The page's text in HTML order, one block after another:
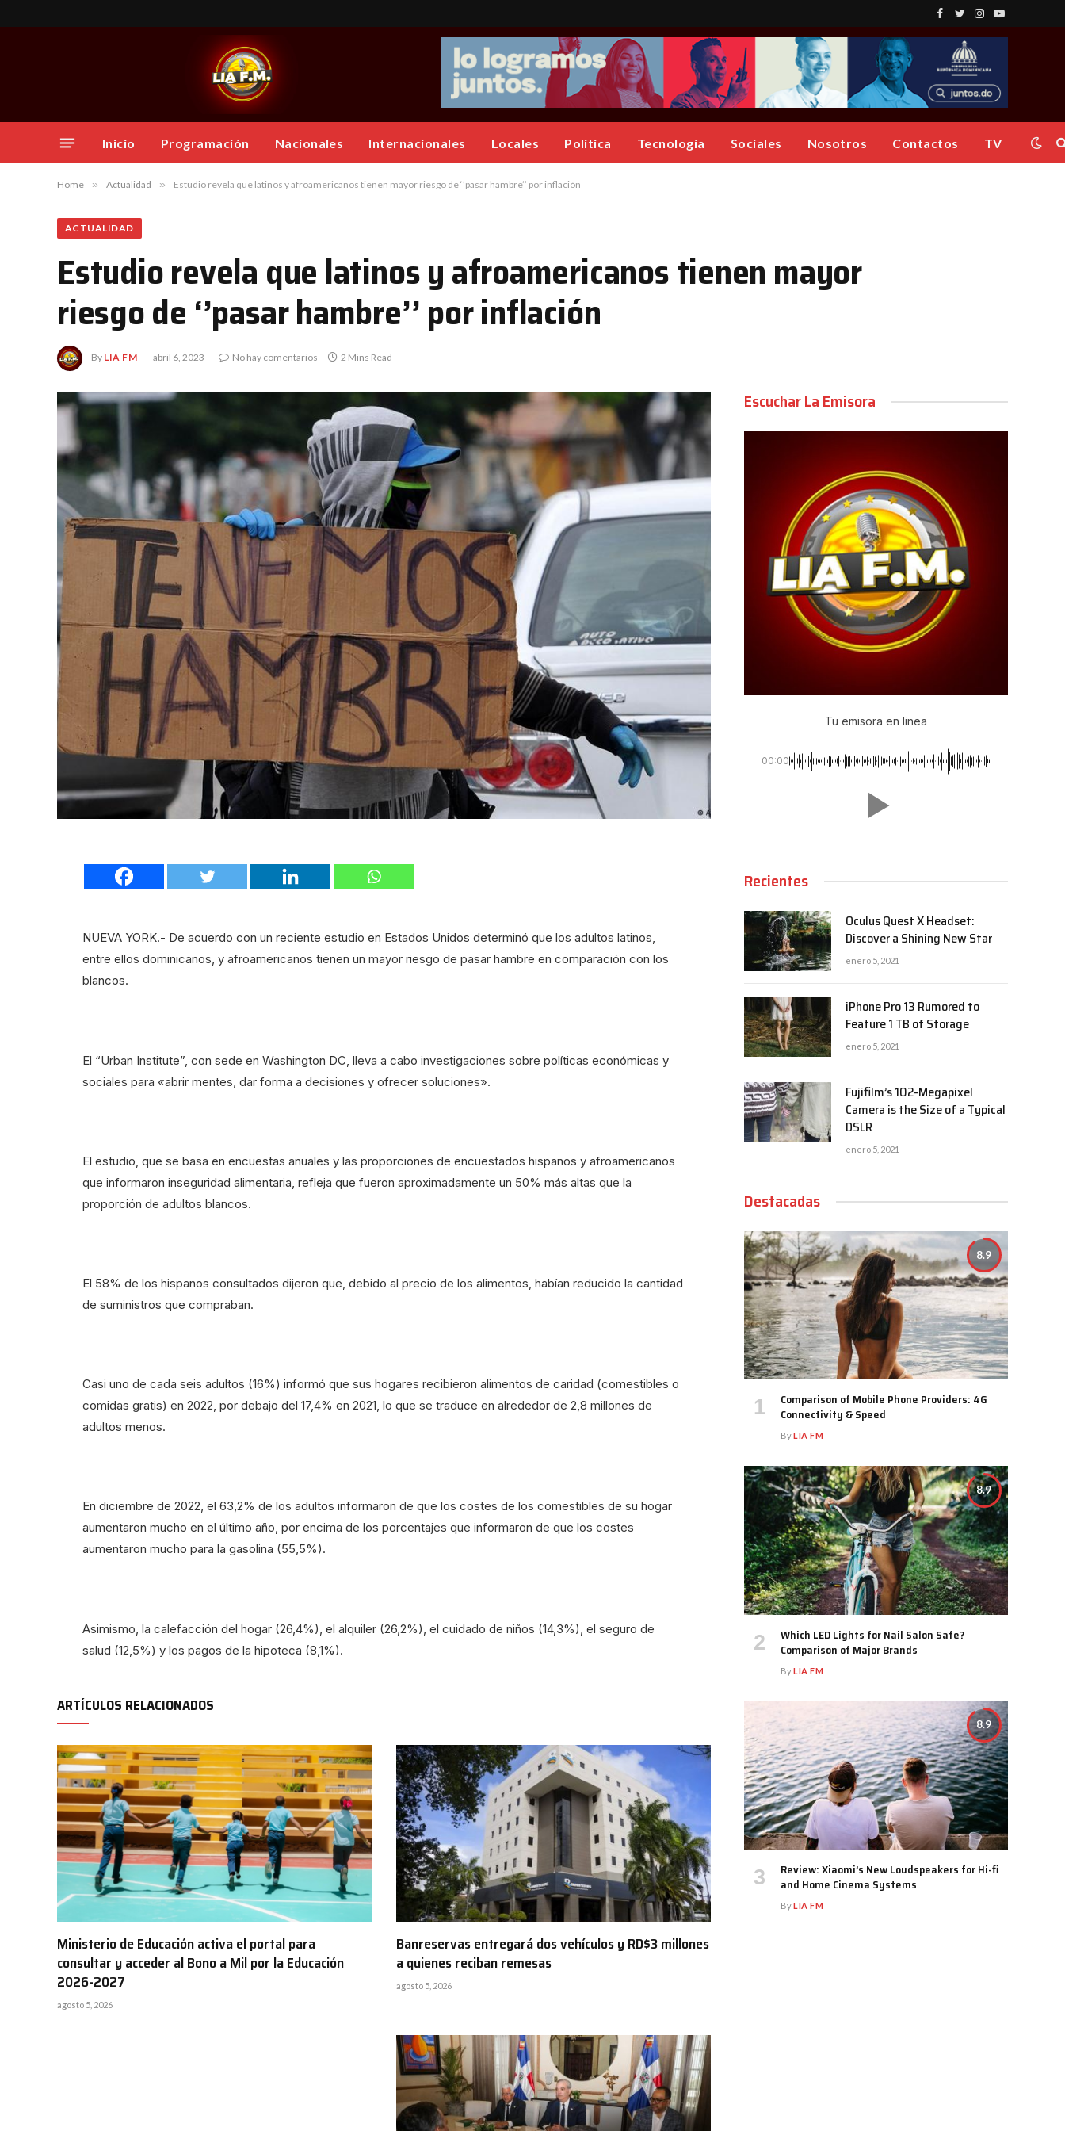
Facebook
TwitterInstagram
YouTube
Inicio Programación Nacionales Internacionales Locales Politica Tecnología Sociales Nosotros Contactos TV
Home » Actualidad » Estudio revela que latinos y afroamericanos tienen mayor riesgo de ‘’pasar hambre’’ por inflación
ACTUALIDAD
Estudio revela que latinos y afroamericanos tienen mayor
riesgo de ‘’pasar hambre’’ por inflación
By LIA FM abril 6, 2023 No hay comentarios 2 Mins Read
NUEVA YORK.- De acuerdo con un reciente estudio en Estados Unidos determinó que los adultos latinos,
entre ellos dominicanos, y afroamericanos tienen un mayor riesgo de pasar hambre en comparación con los
blancos.
El “Urban Institute”, con sede en Washington DC, lleva a cabo investigaciones sobre políticas económicas y
sociales para «abrir mentes, dar forma a decisiones y ofrecer soluciones».
El estudio, que se basa en encuestas anuales y las proporciones de encuestados hispanos y afroamericanos
que informaron inseguridad alimentaria, refleja que fueron aproximadamente un 50% más altas que la
proporción de adultos blancos.
El 58% de los hispanos consultados dijeron que, debido al precio de los alimentos, habían reducido la cantidad
de suministros que compraban.
Casi uno de cada seis adultos (16%) informó que sus hogares recibieron alimentos de caridad (comestibles o
comidas gratis) en 2022, por debajo del 17,4% en 2021, lo que se traduce en alrededor de 2,8 millones de
adultos menos.
En diciembre de 2022, el 63,2% de los adultos informaron de que los costes de los comestibles de su hogar
aumentaron mucho en el último año, por encima de los porcentajes que informaron de que los costes
aumentaron mucho para la gasolina (55,5%).
Asimismo, la calefacción del hogar (26,4%), el alquiler (26,2%), el cuidado de niños (14,3%), el seguro de
salud (12,5%) y los pagos de la hipoteca (8,1%).
ARTÍCULOS RELACIONADOS
Ministerio de Educación activa el portal para
consultar y acceder al Bono a Mil por la Educación
2026-2027
agosto 5, 2026
Banreservas entregará dos vehículos y RD$3 millones
a quienes reciban remesas
agosto 5, 2026
Escuchar La Emisora
Tu emisora en linea
00:00
Recientes
Oculus Quest X Headset:
Discover a Shining New Star
enero 5, 2021
iPhone Pro 13 Rumored to
Feature 1 TB of Storage
enero 5, 2021
Fujifilm’s 102-Megapixel
Camera is the Size of a Typical
DSLR
enero 5, 2021
Destacadas
8.9
Comparison of Mobile Phone Providers: 4G
Connectivity & Speed
ByLIA FM
8.9
Which LED Lights for Nail Salon Safe?
Comparison of Major Brands
ByLIA FM
8.9
Review: Xiaomi’s New Loudspeakers for Hi-fi
and Home Cinema Systems
ByLIA FM